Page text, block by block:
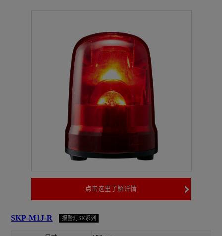
点击这里了解详情
SKP-M1J-R 报警灯SK系列